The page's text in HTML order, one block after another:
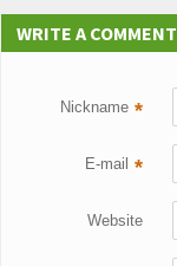
WRITE A COMMENT
Nickname *
E-mail *
Website